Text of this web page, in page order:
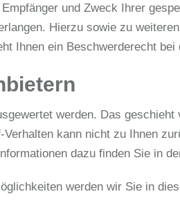
und Zweck Ihrer
Hierzu sowie zu
Ihnen ein Beschwerderecht
werden. Das
kann nicht zu Ihnen
dazu finden Sie in
werden wir Sie in